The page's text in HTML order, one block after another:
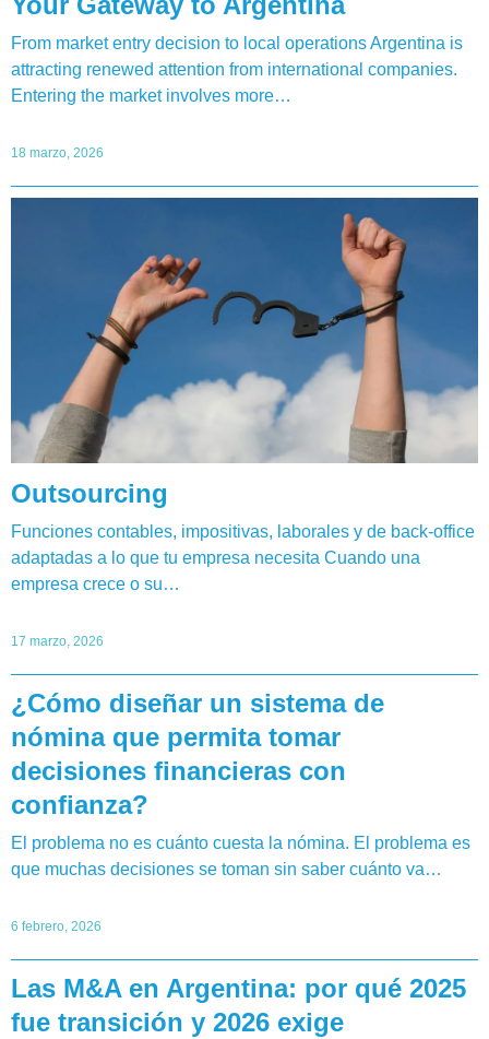
From market entry decision to local operations Argentina is
attracting renewed attention from international companies.
Entering the market involves more…
18 marzo, 2026
Outsourcing
Funciones contables, impositivas, laborales y de back-office
adaptadas a lo que tu empresa necesita Cuando una
empresa crece o su…
17 marzo, 2026
¿Cómo diseñar un sistema de
nómina que permita tomar
decisiones financieras con
confianza?
El problema no es cuánto cuesta la nómina. El problema es
que muchas decisiones se toman sin saber cuánto va…
6 febrero, 2026
Las M&A en Argentina: por qué 2025
fue transición y 2026 exige